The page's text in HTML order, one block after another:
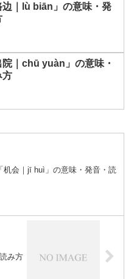
边｜lù biān」の意味・発
院｜chū yuàn」の意味・
方
机会｜jī huì」の意味・発音・読
み方